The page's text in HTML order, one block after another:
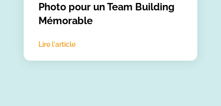
Photo pour un Team Building
Mémorable
Lire l'article